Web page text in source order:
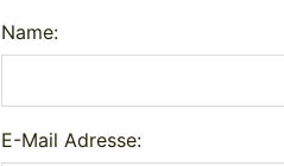
Name:
E-Mail Adresse: